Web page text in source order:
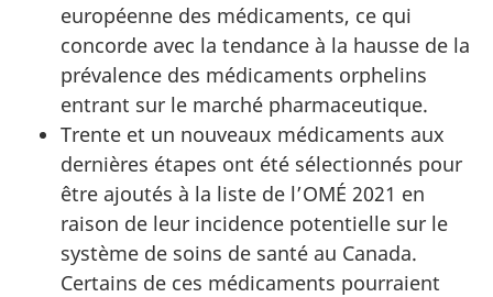
européenne des médicaments, ce qui
concorde avec la tendance à la hausse de la
prévalence des médicaments orphelins
entrant sur le marché pharmaceutique.
Trente et un nouveaux médicaments aux
dernières étapes ont été sélectionnés pour
être ajoutés à la liste de l’OMÉ 2021 en
raison de leur incidence potentielle sur le
système de soins de santé au Canada.
Certains de ces médicaments pourraient